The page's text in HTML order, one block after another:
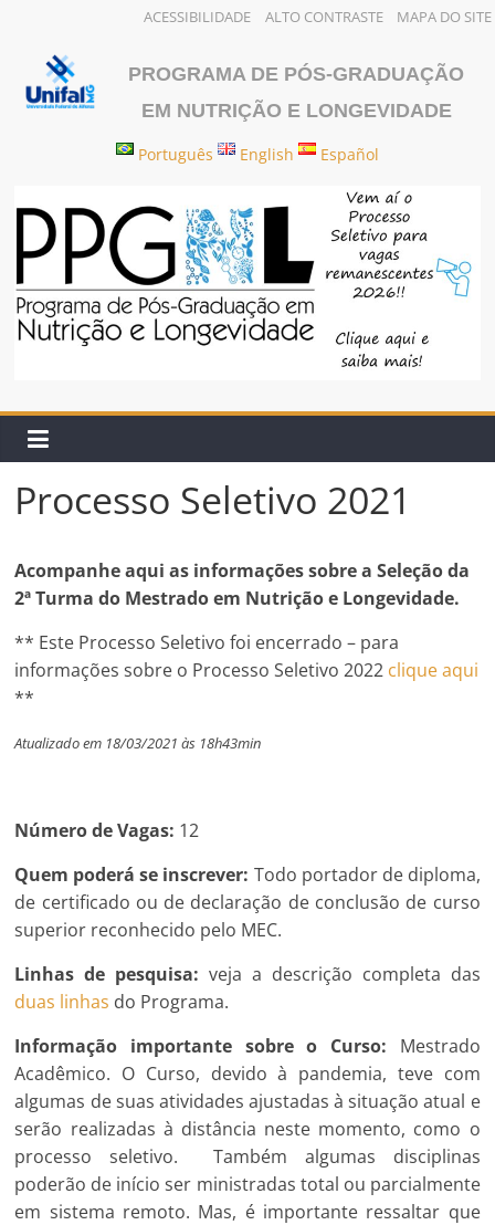
ACESSIBILIDADE ALTO CONTRASTE MAPA DO SITE
PROGRAMA DE PÓS-GRADUAÇÃO
EM NUTRIÇÃO E LONGEVIDADE
Português English Español
Processo Seletivo 2021
Acompanhe aqui as informações sobre a Seleção da
2ª Turma do Mestrado em Nutrição e Longevidade.
** Este Processo Seletivo foi encerrado – para
informações sobre o Processo Seletivo 2022 clique aqui
**
Atualizado em 18/03/2021 às 18h43min
Número de Vagas: 12
Quem poderá se inscrever: Todo portador de diploma,
de certificado ou de declaração de conclusão de curso
superior reconhecido pelo MEC.
Linhas de pesquisa: veja a descrição completa das
duas linhas do Programa.
Informação importante sobre o Curso: Mestrado
Acadêmico. O Curso, devido à pandemia, teve com
algumas de suas atividades ajustadas à situação atual e
serão realizadas à distância neste momento, como o
processo seletivo. Também algumas disciplinas
poderão de início ser ministradas total ou parcialmente
em sistema remoto. Mas, é importante ressaltar que